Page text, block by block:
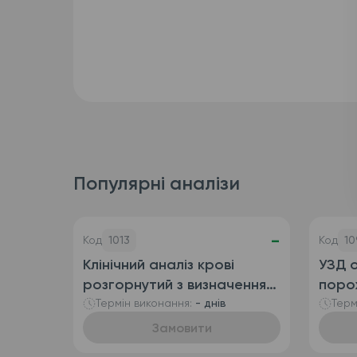
Популярні аналізи
Код 1013 -
Клінічний аналіз крові
розгорнутий з визначенням
ретикулоцитів
(автоматизований + ручна
Термін виконання: - днів
Замовити
Код
УЗД